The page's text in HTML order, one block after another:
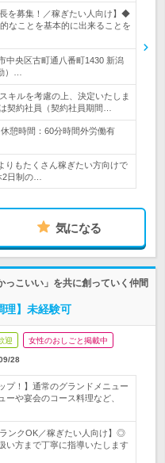
を募集！／稼ぎたい人向け】◆
なことを基本的に出来ることを
央区古町通八番町1430 新潟
）…
キルを考慮の上、決定いたしま
契約社員（契約社員期間…
憩時間：60分時間外労働有
りもたくさん稼ぎたい方向けで
日制の…
気になる
っこいい」を共に創っていく仲間
理】未経験可
迎 女性のおしごと掲載中
28
プ！】通常のグランドメニュー
ーや宴会のコース料理など、
ンクOK／稼ぎたい人向け】◎
い方まで丁寧に指導いたします